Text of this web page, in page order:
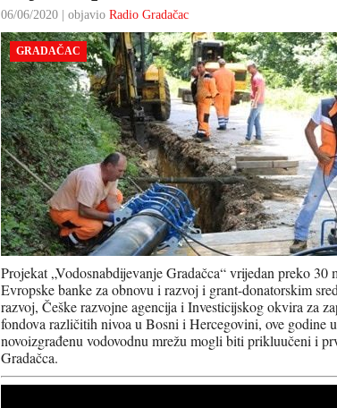
06/06/2020 | objavio Radio Gradačac
GRADAČAC
Projekat „Vodosnabdijevanje Gradačca“ vrijedan preko
Evropske banke za obnovu i razvoj i grant-donatorskim
razvoj, Češke razvojne agencija i Investicijskog okvira za
fondova različitih nivoa u Bosni i Hercegovini, ove godine
novoizgrađenu vodovodnu mrežu mogli biti prikluučeni i
Gradačca.